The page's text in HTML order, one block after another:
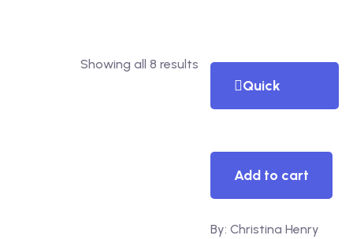
Showing all 8 results
Quick
Add to cart
By: Christina Henry